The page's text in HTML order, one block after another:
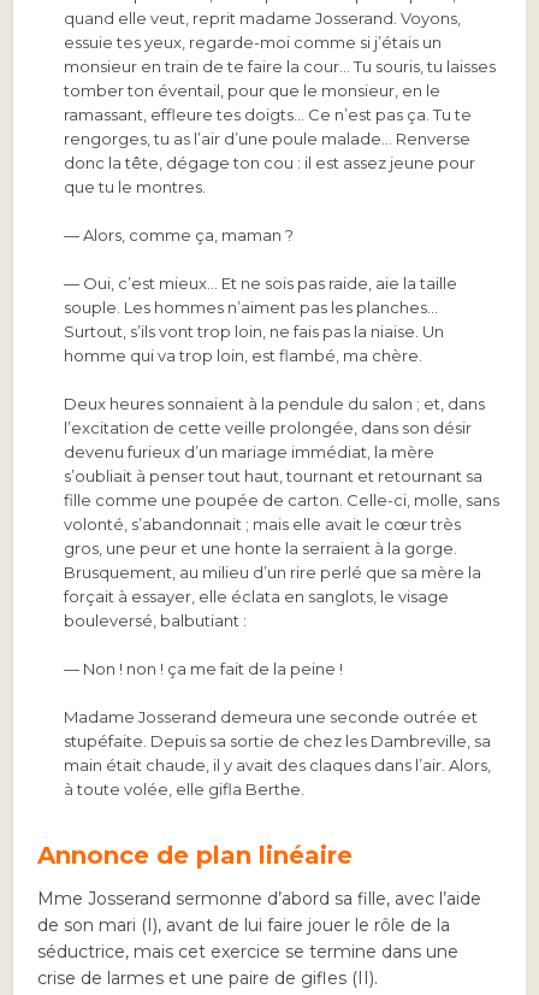
quand elle veut, reprit madame Josserand. Voyons,
essuie tes yeux, regarde-moi comme si j’étais un
monsieur en train de te faire la cour… Tu souris, tu laisses
tomber ton éventail, pour que le monsieur, en le
ramassant, effleure tes doigts… Ce n’est pas ça. Tu te
rengorges, tu as l’air d’une poule malade… Renverse
donc la tête, dégage ton cou : il est assez jeune pour
que tu le montres.
— Alors, comme ça, maman ?
— Oui, c’est mieux… Et ne sois pas raide, aie la taille
souple. Les hommes n’aiment pas les planches…
Surtout, s’ils vont trop loin, ne fais pas la niaise. Un
homme qui va trop loin, est flambé, ma chère.
Deux heures sonnaient à la pendule du salon ; et, dans
l’excitation de cette veille prolongée, dans son désir
devenu furieux d’un mariage immédiat, la mère
s’oubliait à penser tout haut, tournant et retournant sa
fille comme une poupée de carton. Celle-ci, molle, sans
volonté, s’abandonnait ; mais elle avait le cœur très
gros, une peur et une honte la serraient à la gorge.
Brusquement, au milieu d’un rire perlé que sa mère la
forçait à essayer, elle éclata en sanglots, le visage
bouleversé, balbutiant :
— Non ! non ! ça me fait de la peine !
Madame Josserand demeura une seconde outrée et
stupéfaite. Depuis sa sortie de chez les Dambreville, sa
main était chaude, il y avait des claques dans l’air. Alors,
à toute volée, elle gifla Berthe.
Annonce de plan linéaire
Mme Josserand sermonne d’abord sa fille, avec l’aide
de son mari (I), avant de lui faire jouer le rôle de la
séductrice, mais cet exercice se termine dans une
crise de larmes et une paire de gifles (II).